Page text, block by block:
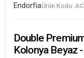
EndorfiaÜrün Kodu:
Double
Kolonya Beyaz